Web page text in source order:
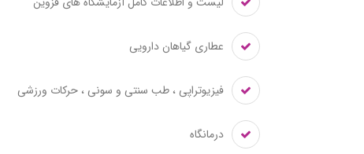
عطاری گیاهان دارویی
فیزیوتراپی ، طب سنتی و سونی ، حرکات ورزشی
درمانگاه